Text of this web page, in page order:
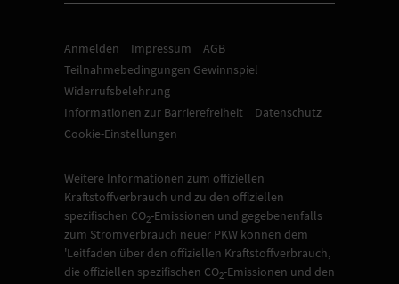
Anmelden Impressum
AGB
Teilnahmebedingungen Gewinnspiel
Widerrufsbelehrung
Informationen zur Barrierefreiheit
Datenschutz
Cookie-Einstellungen
Weitere Informationen zum offiziellen
Kraftstoffverbrauch und zu den offiziellen
spezifischen CO2-Emissionen und gegebenenfalls
zum Stromverbrauch neuer PKW können dem
'Leitfaden über den offiziellen Kraftstoffverbrauch,
die offiziellen spezifischen CO2-Emissionen und den